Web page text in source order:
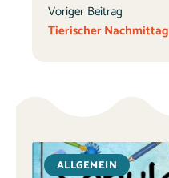
Voriger Beitrag
Tierischer Nachmittag
ALLGEMEIN